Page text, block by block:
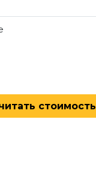
стоимость